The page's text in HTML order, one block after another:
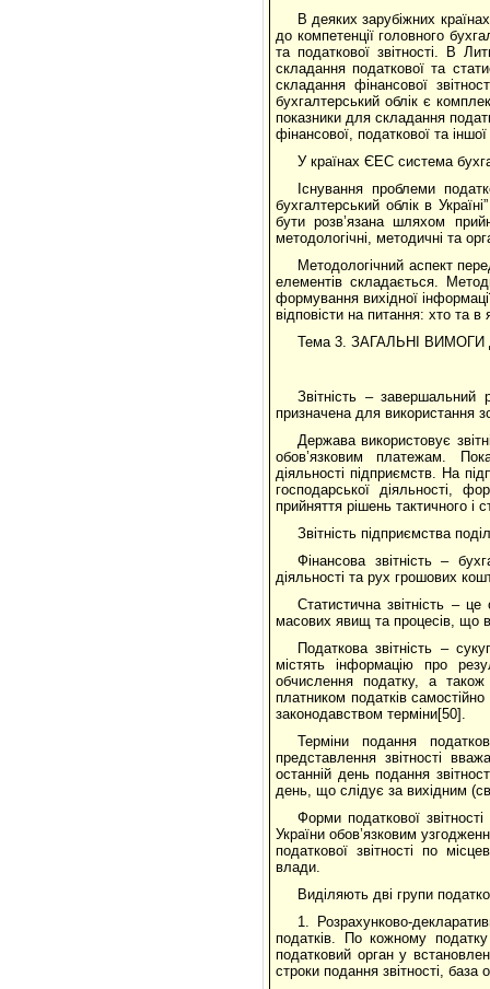
В деяких зарубіжних
до компетенції головного
та податкової звітності. В
складання податкової та
складання фінансової
бухгалтерський облік є
показники для складання
фінансової, податкової та іншої
У країнах ЄЕС система
Існування проблеми
бухгалтерський облік в
бути розв’язана шляхом
методологічні, методичні та
Методологічний аспект
елементів складається.
формування вихідної
відповісти на питання: хто та в
Тема 3. ЗАГАЛЬНІ
Звітність – завершальний
призначена для використання
Держава використовує
обов’язковим платежам.
діяльності підприємств. На
господарської діяльності,
прийняття рішень тактичного і
Звітність підприємства
Фінансова звітність –
діяльності та рух грошових
Статистична звітність –
масових явищ та процесів, що
Податкова звітність –
містять інформацію про
обчислення податку, а
платником податків
законодавством терміни[50].
Терміни подання
представлення звітності
останній день подання
день, що слідує за вихідним
Форми податкової
України обов’язковим
податкової звітності по
влади.
Виділяють дві групи
1. Розрахунково-
податків. По кожному
податковий орган у
строки подання звітності, база